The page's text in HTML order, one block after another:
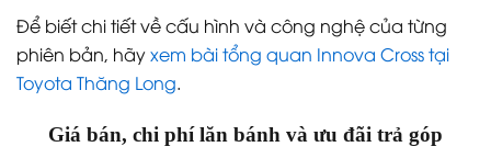
Để biết chi tiết về cấu hình và công nghệ của từng
phiên bản, hãyxem bài tổng quan Innova Cross tại
Toyota Thăng Long.
Giá bán, chi phí lăn bánh và ưu đãi trả góp